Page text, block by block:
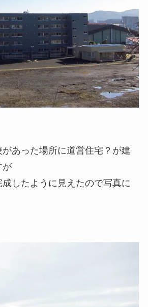
あった場所に道営住宅？が建
が
したように見えたので写真に